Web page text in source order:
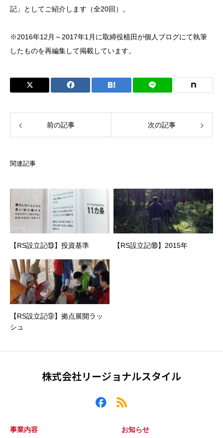
記」としてご紹介します（全20回）。
※2016年12月～2017年1月に取締役植田が個人ブログにて執筆
したものを再編集して掲載しています。
前の記事 次の記事
関連記事
【RS設立記⑬】投資基準 【RS設立記⑱】2015年
【RS設立記⑨】拠点展開ラッ
シュ
株式会社リージョナルスタイル
事業内容 お知らせ